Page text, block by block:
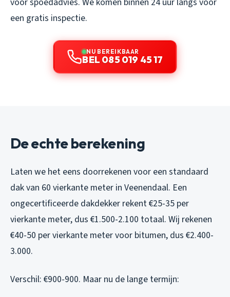
een gratis inspectie.
NU BEREIKBAAR
BEL 085 019 45 17
De echte berekening
Laten we het eens doorrekenen voor een standaard
dak van 60 vierkante meter in Veenendaal. Een
ongecertificeerde dakdekker rekent €25-35 per
vierkante meter, dus €1.500-2.100 totaal. Wij rekenen
€40-50 per vierkante meter voor bitumen, dus €2.400-
3.000.
Verschil: €900-900. Maar nu de lange termijn: